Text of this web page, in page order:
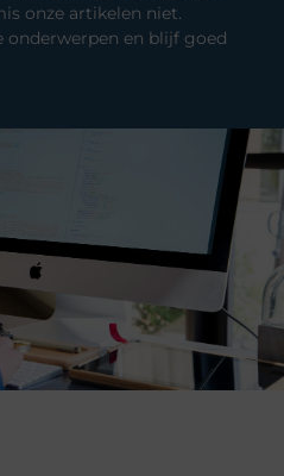
onze artikelen niet.
onderwerpen en blijf goed